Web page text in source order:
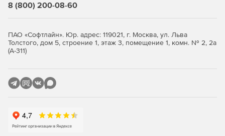
парольная защита резервных копий и хранилищ,
Быстрое и гибкое восстановление.Поддерживается
гранулярное восстановление отдельных объектов
Удобное централизованное управление.
Интуитивная веб‑консоль позволяет управлять всеми
8 (800) 200-08-60
ПАО «Софтлайн». Юр. адрес: 119021, г. Москва, ул. Льва
Толстого, дом 5, строение 1, этаж 3, помещение 1, комн. № 2, 2а
(А-311)